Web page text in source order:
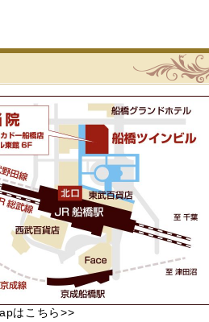
リニック
はこちら>>